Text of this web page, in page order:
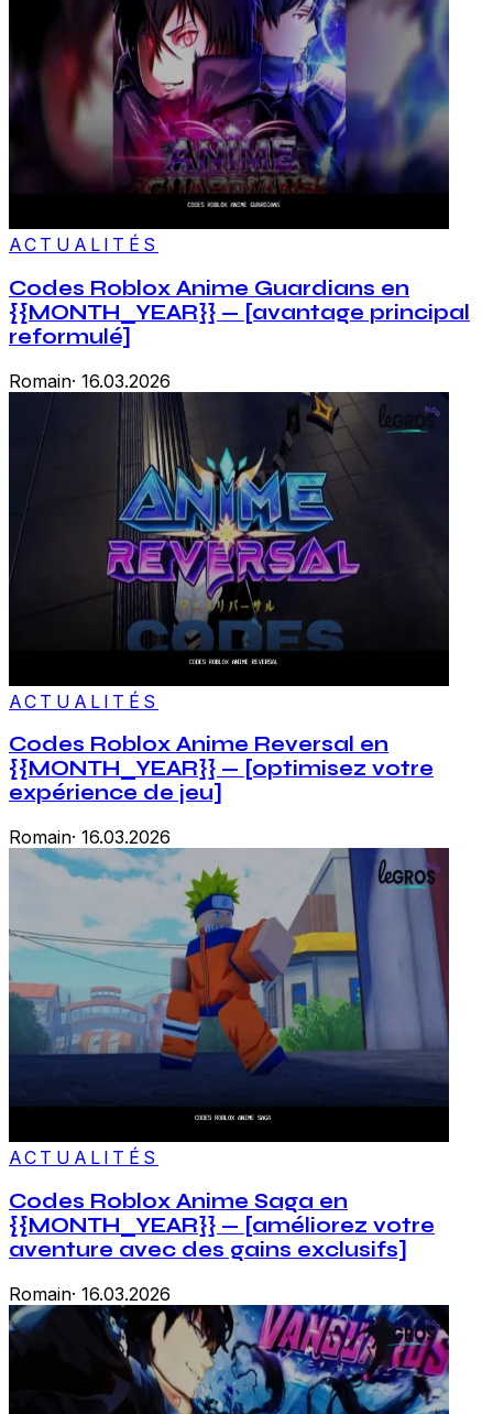
ACTUALITÉS
Codes Roblox Anime Guardians en
{{MONTH_YEAR}} — [avantage principal
reformulé]
Romain· 16.03.2026
ACTUALITÉS
Codes Roblox Anime Reversal en
{{MONTH_YEAR}} — [optimisez votre
expérience de jeu]
Romain· 16.03.2026
ACTUALITÉS
Codes Roblox Anime Saga en
{{MONTH_YEAR}} — [améliorez votre
aventure avec des gains exclusifs]
Romain· 16.03.2026